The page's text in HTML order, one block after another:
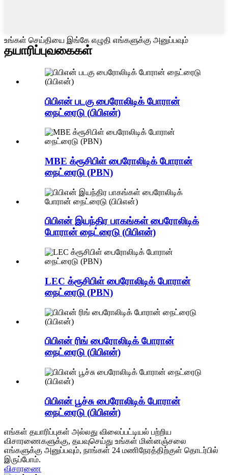
உங்கள் செய்தியை இங்கே எழுதி எங்களுக்கு அனுப்பவும்
தயாரிப்புவகைகள்
பிபிஎன் படகு பைரோலிடிக் போரான்
நைட்ரைடு (பிபிஎன்)
MBE க்ரூசிபிள் பைரோலிடிக் போரான்
நைட்ரைடு (PBN)
பிபிஎன் இயந்திர பாகங்கள் பைரோலிடிக்
போரான் நைட்ரைடு (பிபிஎன்)
LEC க்ரூசிபிள் பைரோலிடிக் போரான்
நைட்ரைடு (PBN)
பிபிஎன் ரிங் பைரோலிடிக் போரான்
நைட்ரைடு (பிபிஎன்)
பிபிஎன் பூச்சு பைரோலிடிக் போரான்
நைட்ரைடு (பிபிஎன்)
எங்கள் தயாரிப்புகள் அல்லது விலைப்பட்டியல் பற்றிய
விசாரணைகளுக்கு, தயவுசெய்து உங்கள் மின்னஞ்சலை
எங்களுக்கு அனுப்பவும், நாங்கள் 24 மணிநேரத்திற்குள் தொடர்பில்
இருப்போம்.
விசாரணை